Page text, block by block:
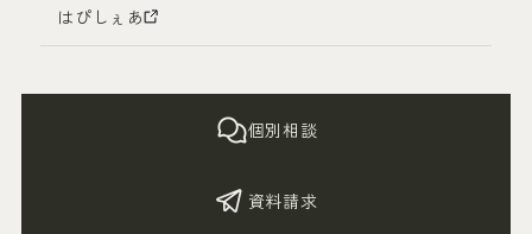
個別相談
資料請求
はぴしぇあ